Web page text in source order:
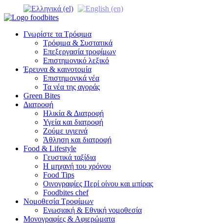
Γνωρίστε τα Τρόφιμα
Τρόφιμα & Συστατικά
Επεξεργασία τροφίμων
Επιστημονικό λεξικό
Έρευνα & καινοτομία
Επιστημονικά νέα
Τα νέα της αγοράς
Green Bites
Διατροφή
Ηλικία & Διατροφή
Υγεία και διατροφή
Ζούμε υγιεινά
Άθληση και διατροφή
Food & Lifestyle
Γευστικά ταξίδια
Η μηχανή του χρόνου
Food Tips
Οινογραφίες Περί οίνου και μπίρας
Foodbites chef
Νομοθεσία Τροφίμων
Ενωσιακή & Εθνική νομοθεσία
Μονογραφίες & Αφιερώματα